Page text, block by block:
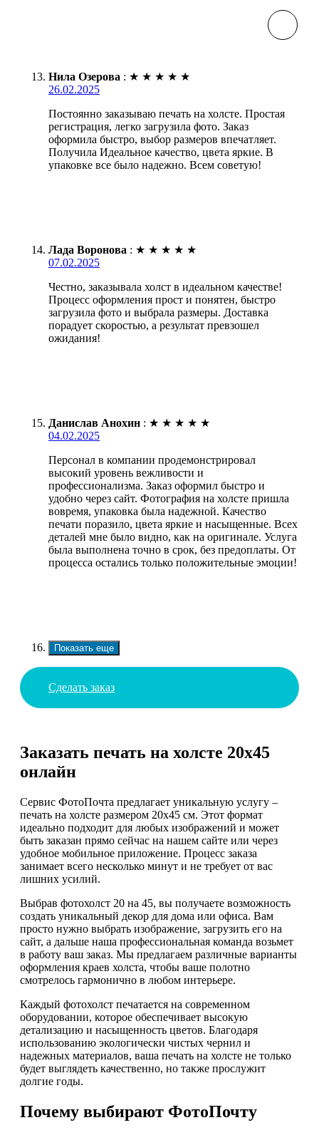
Нила Озерова : ★ ★ ★ ★ ★
26.02.2025
Постоянно заказываю печать на холсте. Простая
регистрация, легко загрузила фото. Заказ
оформила быстро, выбор размеров впечатляет.
Получила Идеальное качество, цвета яркие. В
упаковке все было надежно. Всем советую!
Лада Воронова : ★ ★ ★ ★ ★
07.02.2025
Честно, заказывала холст в идеальном качестве!
Процесс оформления прост и понятен, быстро
загрузила фото и выбрала размеры. Доставка
порадует скоростью, а результат превзошел
ожидания!
Данислав Анохин : ★ ★ ★ ★ ★
04.02.2025
Персонал в компании продемонстрировал
высокий уровень вежливости и
профессионализма. Заказ оформил быстро и
удобно через сайт. Фотография на холсте пришла
вовремя, упаковка была надежной. Качество
печати поразило, цвета яркие и насыщенные. Всех
деталей мне было видно, как на оригинале. Услуга
была выполнена точно в срок, без предоплаты. От
процесса остались только положительные эмоции!
Показать еще
Сделать заказ
Заказать печать на холсте 20х45
онлайн
Сервис ФотоПочта предлагает уникальную услугу –
печать на холсте размером 20х45 см. Этот формат
идеально подходит для любых изображений и может
быть заказан прямо сейчас на нашем сайте или через
удобное мобильное приложение. Процесс заказа
занимает всего несколько минут и не требует от вас
лишних усилий.
Выбрав фотохолст 20 на 45, вы получаете возможность
создать уникальный декор для дома или офиса. Вам
просто нужно выбрать изображение, загрузить его на
сайт, а дальше наша профессиональная команда возьмет
в работу ваш заказ. Мы предлагаем различные варианты
оформления краев холста, чтобы ваше полотно
смотрелось гармонично в любом интерьере.
Каждый фотохолст печатается на современном
оборудовании, которое обеспечивает высокую
детализацию и насыщенность цветов. Благодаря
использованию экологически чистых чернил и
надежных материалов, ваша печать на холсте не только
будет выглядеть качественно, но также прослужит
долгие годы.
Почему выбирают ФотоПочту